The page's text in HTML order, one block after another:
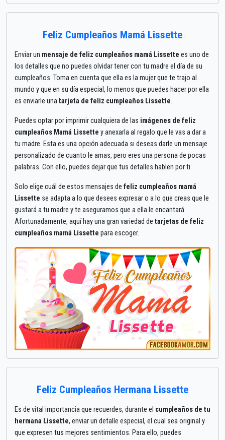
Feliz Cumpleaños Mamá Lissette
Enviar un mensaje de feliz cumpleaños mamá Lissette es uno de
los detalles que no puedes olvidar tener con tu madre el día de su
cumpleaños. Toma en cuenta que ella es la mujer que te trajo al
mundo y que en su día especial, lo menos que puedes hacer por ella
es enviarle unatarjeta de feliz cumpleaños Lissette.
Puedes optar por imprimir cualquiera de las imágenes de feliz
cumpleaños Mamá Lissette y anexarla al regalo que le vas a dar a
tu madre. Esta es una opción adecuada si deseas darle un mensaje
personalizado de cuanto le amas, pero eres una persona de pocas
palabras. Con ello, puedes dejar que tus detalles hablen por ti.
Solo elige cuál de estos mensajes de feliz cumpleaños mamá
Lissette se adapta a lo que desees expresar o a lo que creas que le
gustará a tu madre y te aseguramos que a ella le encantará.
Afortunadamente, aquí hay una gran variedad de tarjetas de feliz
cumpleaños mamá Lissette para escoger.
Feliz Cumpleaños Hermana Lissette
Es de vital importancia que recuerdes, durante el cumpleaños de tu
hermana Lissette, enviar un detalle especial, el cual sea original y
que expresen tus mejores sentimientos. Para ello, puedes